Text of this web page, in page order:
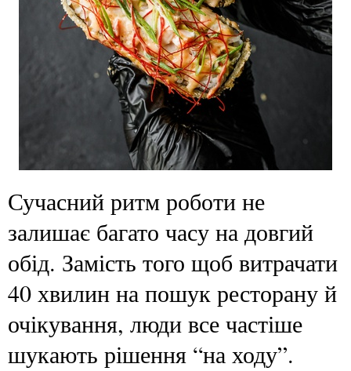
Сучасний ритм роботи не
залишає багато часу на довгий
обід. Замість того щоб витрачати
40 хвилин на пошук ресторану й
очікування, люди все частіше
шукають рішення “на ходу”.